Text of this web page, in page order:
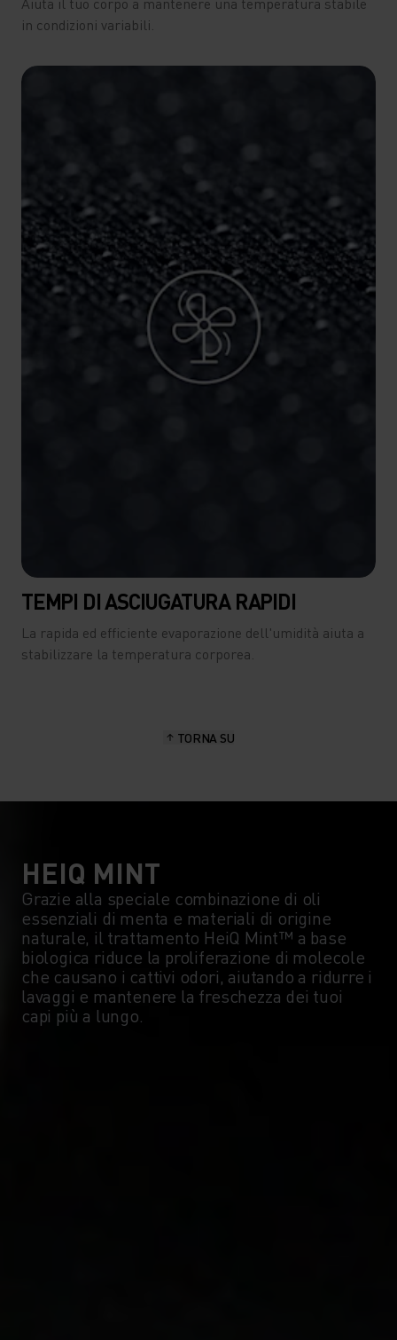
in condizioni variabili.
TEMPI DI ASCIUGATURA RAPIDI
La rapida ed efficiente evaporazione dell'umidità aiuta a
stabilizzare la temperatura corporea.
TORNA SU
HEIQ MINT
Grazie alla speciale combinazione di oli
essenziali di menta e materiali di origine
naturale, il trattamento HeiQ Mint™ a base
biologica riduce la proliferazione di molecole
che causano i cattivi odori, aiutando a ridurre i
lavaggi e mantenere la freschezza dei tuoi
capi più a lungo.